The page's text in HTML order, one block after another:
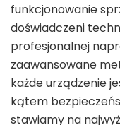
funkcjonowanie
doświadczeni
profesjonalnej
zaawansowane
każde urządzenie
kątem
stawiamy na